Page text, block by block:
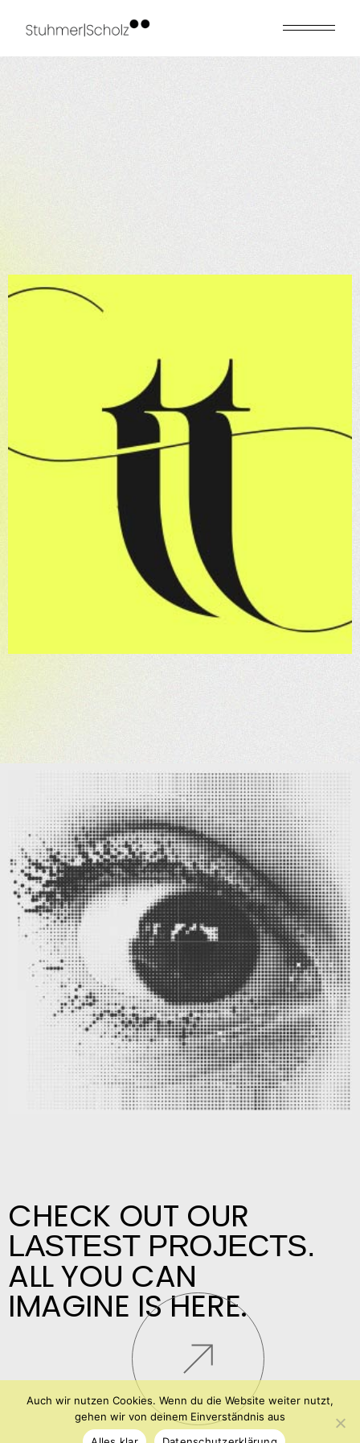
CHECK OUT OUR
LASTEST PROJECTS.
ALL YOU CAN
IMAGINE IS HERE.
Auch wir nutzen Cookies. Wenn du die Website weiter nutzt,
gehen wir von deinem Einverständnis aus